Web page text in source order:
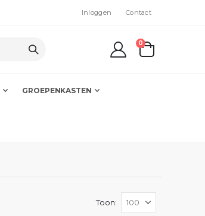
Inloggen Contact
kar
0producten
GROEPENKASTEN
Toon